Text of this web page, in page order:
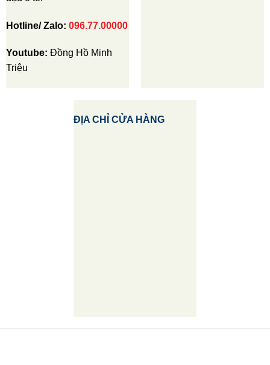
Hotline/ Zalo: 096.77.00000
Youtube: Đồng Hồ Minh
Triệu
ĐỊA CHỈ CỬA HÀNG